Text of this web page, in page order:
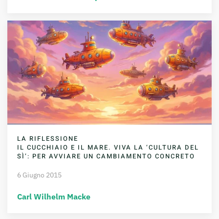
LA RIFLESSIONE
IL CUCCHIAIO E IL MARE. VIVA LA ‘CULTURA DEL
SÌ’: PER AVVIARE UN CAMBIAMENTO CONCRETO
6 Giugno 2015
Carl Wilhelm Macke